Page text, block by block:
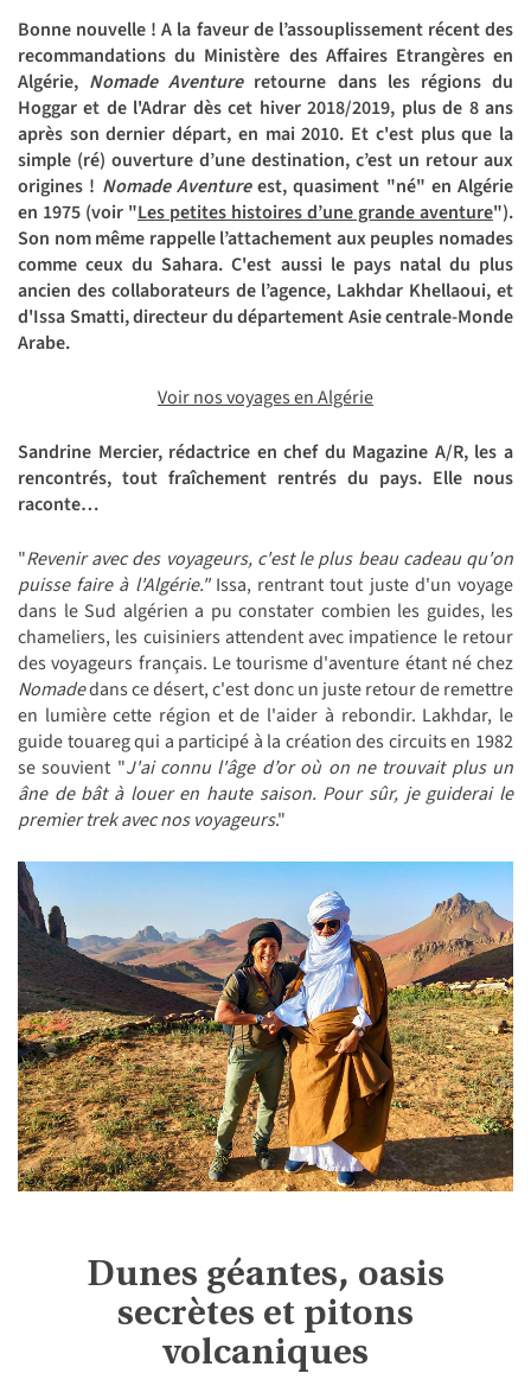
Bonne nouvelle !A la faveur de l’assouplissement récent des
recommandations du Ministère des Affaires Etrangères en
Algérie, Nomade Aventureretourne dans les régions du
Hoggar et de l'Adrar dès cet hiver 2018/2019, plus de 8 ans
après son dernier départ, en mai 2010. Et c'est plus que la
simple (ré) ouverture d’une destination, c’est un retour aux
origines ! Nomade Aventureest, quasiment "né" en Algérie
en 1975 (voir "Les petites histoires d’une grande aventure").
Son nom même rappelle l’attachement aux peuples nomades
comme ceux du Sahara. C'est aussi le pays natal du plus
ancien des collaborateurs de l’agence, Lakhdar Khellaoui, et
d'Issa Smatti, directeur du département Asie centrale-Monde
Arabe.
Voir nos voyages en Algérie
Sandrine Mercier, rédactrice en chef du Magazine A/R, les a
rencontrés, tout fraîchement rentrés du pays. Elle nous
raconte…
"Revenir avec des voyageurs, c'est le plus beau cadeau qu'on
puisse faire à l'Algérie."Issa, rentrant tout juste d'un voyage
dans le Sud algérien a pu constater combien les guides, les
chameliers, les cuisiniers attendent avec impatience le retour
des voyageurs français. Le tourisme d'aventure étant né chez
Nomadedans ce désert, c'est donc un juste retour de remettre
en lumière cette région et de l'aider à rebondir. Lakhdar, le
guide touareg qui a participé à la création des circuits en 1982
se souvient "J'ai connu l'âge d’or où on ne trouvait plus un
âne de bât à louer en haute saison. Pour sûr, je guiderai le
premier trek avec nos voyageurs."
Dunes géantes, oasis
secrètes et pitons
volcaniques